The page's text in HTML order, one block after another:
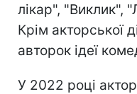
лікар", "Виклик",
Крім акторської
авторок ідеї
У 2022 році